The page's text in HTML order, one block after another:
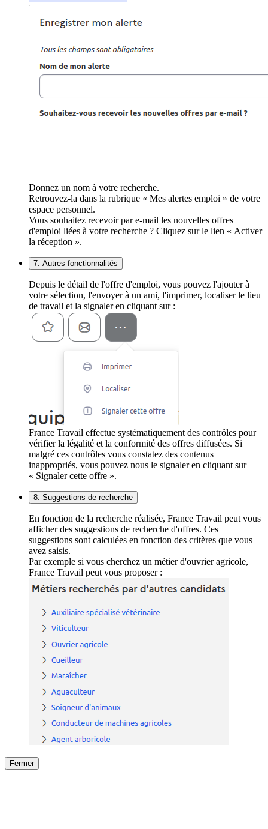
Donnez un nom à votre recherche.
Retrouvez-la dans la rubrique « Mes alertes emploi » de votre
espace personnel.
Vous souhaitez recevoir par e-mail les nouvelles offres
d'emploi liées à votre recherche ? Cliquez sur le lien « Activer
la réception ».
7. Autres fonctionnalités
Depuis le détail de l'offre d'emploi, vous pouvez l'ajouter à
votre sélection, l'envoyer à un ami, l'imprimer, localiser le lieu
de travail et la signaler en cliquant sur :
France Travail effectue systématiquement des contrôles pour
vérifier la légalité et la conformité des offres diffusées. Si
malgré ces contrôles vous constatez des contenus
inappropriés, vous pouvez nous le signaler en cliquant sur
« Signaler cette offre ».
8. Suggestions de recherche
En fonction de la recherche réalisée, France Travail peut vous
afficher des suggestions de recherche d'offres. Ces
suggestions sont calculées en fonction des critères que vous
avez saisis.
Par exemple si vous cherchez un métier d'ouvrier agricole,
France Travail peut vous proposer :
Fermer